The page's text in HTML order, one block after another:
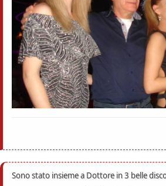
Sono stato insieme a Dottore in 3 belle